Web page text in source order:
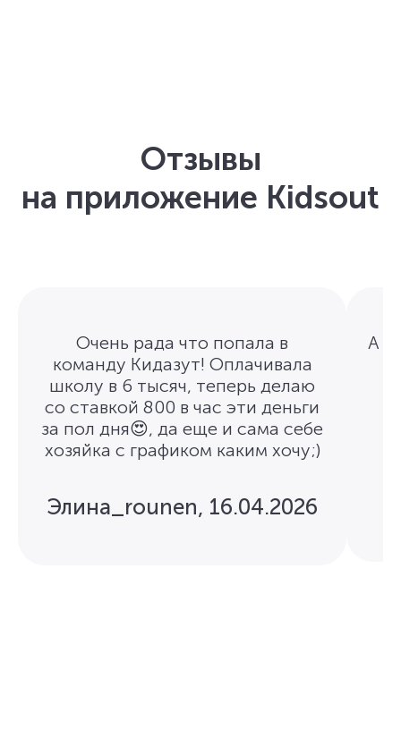
Отзывы
на приложение Kidsout
Очень рада что попала в
команду Кидазут! Оплачивала
школу в 6 тысяч, теперь делаю
со ставкой 800 в час эти деньги
за пол дня😍, да еще и сама себе
хозяйка с графиком каким хочу;)
Элина_rounen, 16.04.2026
А